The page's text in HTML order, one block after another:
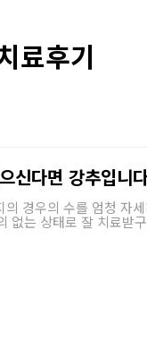
료후기
신다면 강추입니
경우의 수를 엄청 자
없는 상태로 잘 치료